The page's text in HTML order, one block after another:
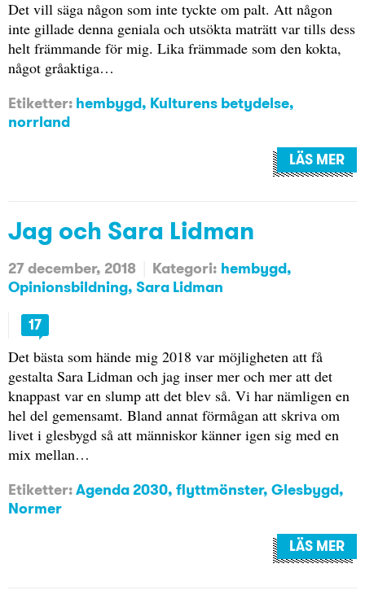
Det vill säga någon som inte tyckte om palt. Att någon
inte gillade denna geniala och utsökta maträtt var tills dess
helt främmande för mig. Lika främmade som den kokta,
något gråaktiga…
Etiketter: hembygd, Kulturens betydelse,
norrland
LÄS MER
Jag och Sara Lidman
27 december, 2018 Kategori: hembygd
Opinionsbildning Sara Lidman
17
Det bästa som hände mig 2018 var möjligheten att få
gestalta Sara Lidman och jag inser mer och mer att det
knappast var en slump att det blev så. Vi har nämligen en
hel del gemensamt. Bland annat förmågan att skriva om
livet i glesbygd så att människor känner igen sig med en
mix mellan…
Etiketter:Agenda 2030, flyttmönster, Glesbygd,
Normer
LÄS MER